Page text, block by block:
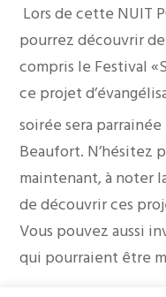
Lors de cette NUIT
pourrez découvrir
compris le Festival
ce projet
soirée sera
Beaufort. N’hésitez
maintenant, à noter
de découvrir ces
Vous pouvez aussi
qui pourraient être